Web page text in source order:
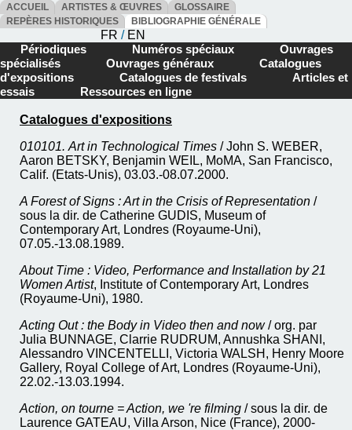
ACCUEIL ARTISTES & ŒUVRES
GLOSSAIRE
REPÈRES HISTORIQUES
BIBLIOGRAPHIE GÉNÉRALE
FR / EN
Périodiques
Numéros spéciaux
Ouvrages
spécialisés
Ouvrages généraux
Catalogues
d'expositions
Catalogues de festivals
Articles et
essais
Ressources en ligne